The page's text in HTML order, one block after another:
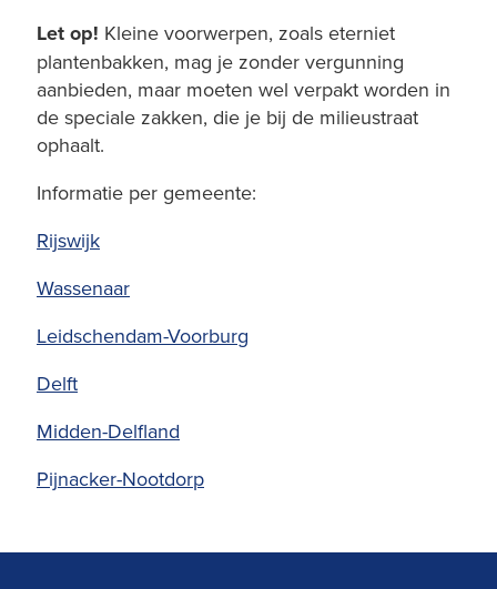
Let op! Kleine voorwerpen, zoals eterniet
plantenbakken, mag je zonder vergunning
aanbieden, maar moeten wel verpakt worden in
de speciale zakken, die je bij de milieustraat
ophaalt.
Informatie per gemeente:
Rijswijk
Wassenaar
Leidschendam-Voorburg
Delft
Midden-Delfland
Pijnacker-Nootdorp